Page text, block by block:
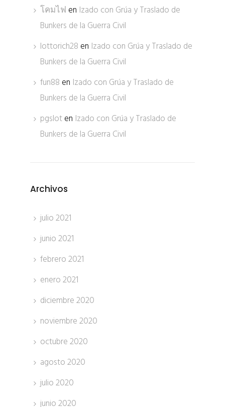
โคมไฟ en Izado con Grúa y Traslado de
Bunkers de la Guerra Civil
lottorich28 en Izado con Grúa y Traslado de
Bunkers de la Guerra Civil
fun88 en Izado con Grúa y Traslado de
Bunkers de la Guerra Civil
pgsloten Izado con Grúa y Traslado de
Bunkers de la Guerra Civil
Archivos
julio 2021
junio 2021
febrero 2021
enero 2021
diciembre 2020
noviembre 2020
octubre 2020
agosto 2020
julio 2020
junio 2020